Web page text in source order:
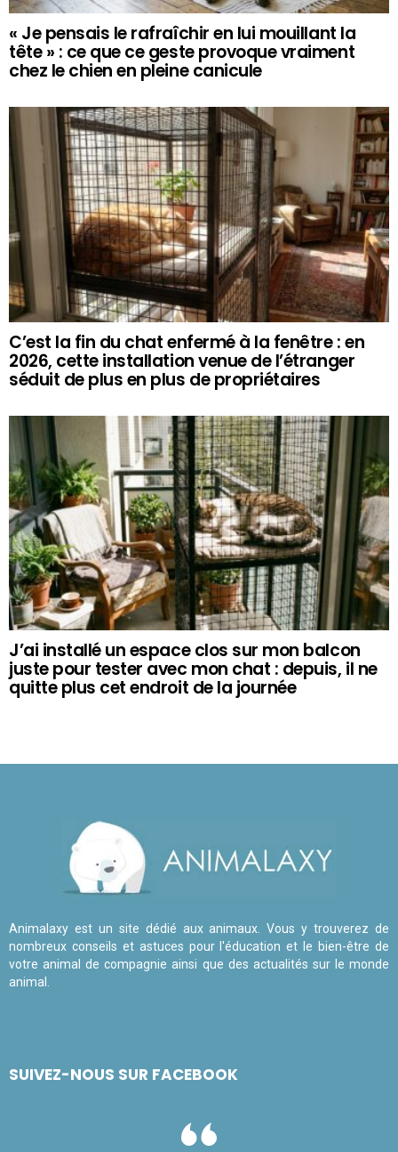
« Je pensais le rafraîchir en lui mouillant la
tête » : ce que ce geste provoque vraiment
chez le chien en pleine canicule
C’est la fin du chat enfermé à la fenêtre : en
2026, cette installation venue de l’étranger
séduit de plus en plus de propriétaires
J’ai installé un espace clos sur mon balcon
juste pour tester avec mon chat : depuis, il ne
quitte plus cet endroit de la journée
Animalaxy est un site dédié aux animaux. Vous y trouverez de
nombreux conseils et astuces pour l'éducation et le bien-être de
votre animal de compagnie ainsi que des actualités sur le monde
animal.
SUIVEZ-NOUS SUR FACEBOOK